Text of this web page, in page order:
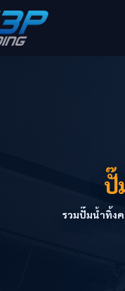
ปั๊
รวมปั๊มน้ำทิ้ง